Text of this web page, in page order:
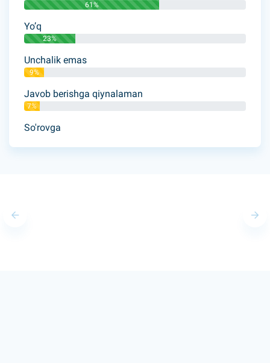
61%
Yo’q
23%
Unchalik emas
9%
Javob berishga qiynalaman
7%
So'rovga